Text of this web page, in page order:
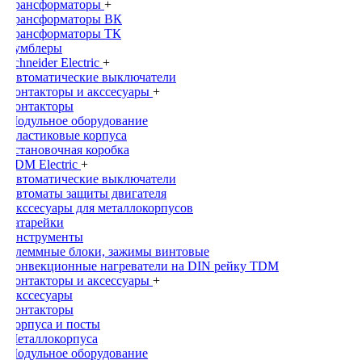
Трансформаторы +
Трансформаторы ВК
Трансформаторы ТК
Тумблеры
Schneider Electric +
Автоматические выключатели
Контакторы и акссесуары +
Контакторы
Модульное оборудование
Пластиковые корпуса
Установочная коробка
TDM Electric +
Автоматические выключатели
Автоматы защиты двигателя
Акссесуары для металлокорпусов
Батарейки
Инструменты
Клеммные блоки, зажимы винтовые
Конвекционные нагреватели на DIN рейку TDM
Контакторы и аксессуары +
Акссесуары
Контакторы
Корпуса и посты
Металлокорпуса
Модульное оборудование